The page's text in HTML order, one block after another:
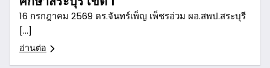
16 กรกฎาคม 2569 ดร.จันทร์เพ็ญ เพ็ชรอ่วม ผอ.สพป.สระบุรี
[…]
อ่านต่อ